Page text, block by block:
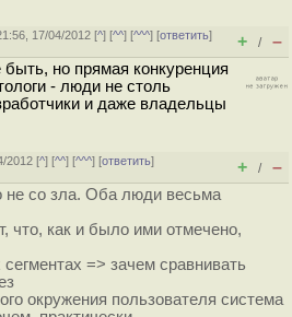
17/04/2012 [^] [^^] [^^^] [ответить]
+ / –
но прямая конкуренция
- люди не столь
и даже владельцы
2012 [^] [^^] [^^^] [ответить]
+ / –
не со зла. Оба люди весьма
что, как и было ими отмечено,
=> зачем сравнивать
окружения пользователя система